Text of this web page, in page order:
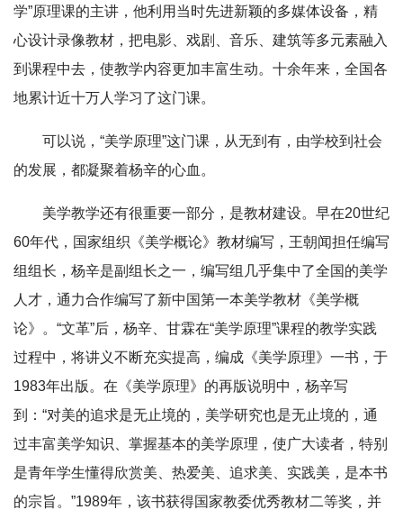
学”原理课的主讲，他利用当时先进新颖的多媒体设备，精
心设计录像教材，把电影、戏剧、音乐、建筑等多元素融入
到课程中去，使教学内容更加丰富生动。十余年来，全国各
地累计近十万人学习了这门课。
可以说，“美学原理”这门课，从无到有，由学校到社会
的发展，都凝聚着杨辛的心血。
美学教学还有很重要一部分，是教材建设。早在20世纪
60年代，国家组织《美学概论》教材编写，王朝闻担任编写
组组长，杨辛是副组长之一，编写组几乎集中了全国的美学
人才，通力合作编写了新中国第一本美学教材《美学概
论》。“文革”后，杨辛、甘霖在“美学原理”课程的教学实践
过程中，将讲义不断充实提高，编成《美学原理》一书，于
1983年出版。在《美学原理》的再版说明中，杨辛写
到：“对美的追求是无止境的，美学研究也是无止境的，通
过丰富美学知识、掌握基本的美学原理，使广大读者，特别
是青年学生懂得欣赏美、热爱美、追求美、实践美，是本书
的宗旨。”1989年，该书获得国家教委优秀教材二等奖，并